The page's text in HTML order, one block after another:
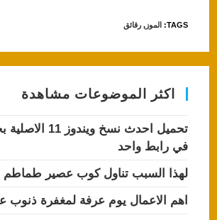
TAGS
: الموز, رقائق
اكثر الموضوعات مشاهدة
تحميل احدث نسخ
في رابط واحد
لهذا السبب تناول كوب عصير طماطم
اهم الاعمال يوم عرفة لمغفرة ذنوب